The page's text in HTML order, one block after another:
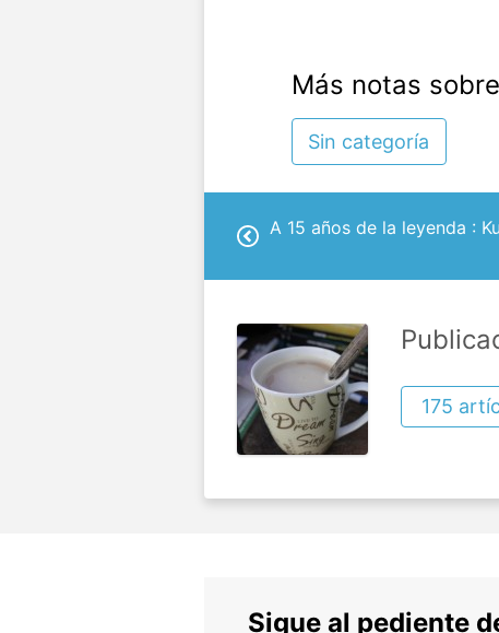
Más notas sobre
Sin categoría
A 15 años de la leyenda :
175
Sigue al pediente